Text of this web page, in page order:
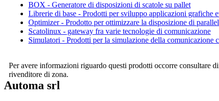
BOX - Generatore di disposizioni di scatole su pallet
Librerie di base - Prodotti per sviluppo applicazioni grafiche
Optimizer- Prodotto per ottimizzare la disposizione di
Scatolinux - gateway fra varie tecnologie di comunicazione
Simulatori - Prodotti per la simulazione della comunicazione
Per avere informazioni riguardo questi prodotti occorre consultare
rivenditore di zona.
Automa srl